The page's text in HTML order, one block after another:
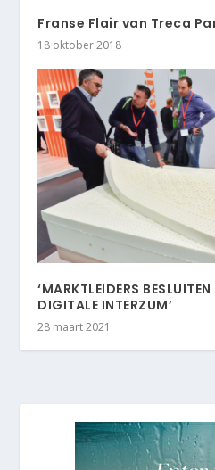
Franse Flair van Treca
18 oktober 2018
‘MARKTLEIDERS
DIGITALE INTERZUM’
28 maart 2021